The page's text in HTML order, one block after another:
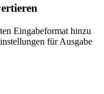
Eingabeformat hinzu
für Ausgabe